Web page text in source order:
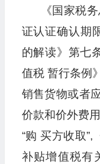
《国家税
证认证确认期
的解读》第七
值税 暂行条例
销售货物或者
价款和价外费
“购 买方收取
补贴增值税有